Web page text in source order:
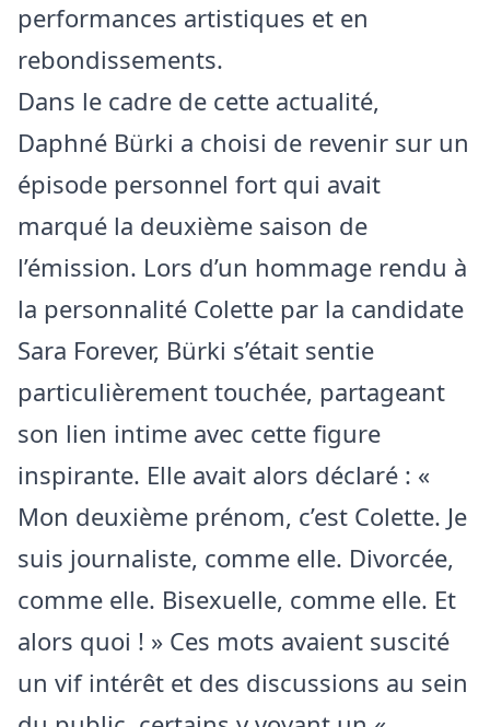
performances artistiques et en
rebondissements.
Dans le cadre de cette actualité,
Daphné Bürki a choisi de revenir sur un
épisode personnel fort qui avait
marqué la deuxième saison de
l’émission. Lors d’un hommage rendu à
la personnalité Colette par la candidate
Sara Forever, Bürki s’était sentie
particulièrement touchée, partageant
son lien intime avec cette figure
inspirante. Elle avait alors déclaré : «
Mon deuxième prénom, c’est Colette. Je
suis journaliste, comme elle. Divorcée,
comme elle. Bisexuelle, comme elle. Et
alors quoi ! » Ces mots avaient suscité
un vif intérêt et des discussions au sein